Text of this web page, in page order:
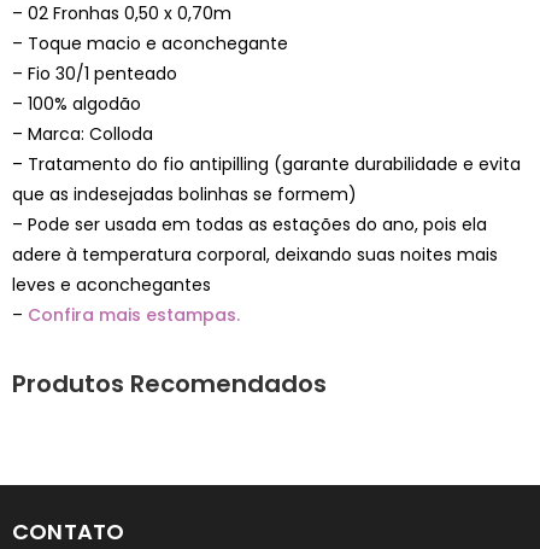
– 02 Fronhas 0,50 x 0,70m
– Toque macio e aconchegante
– Fio 30/1 penteado
– 100% algodão
– Marca: Colloda
– Tratamento do fio antipilling (garante durabilidade e evita
que as indesejadas bolinhas se formem)
– Pode ser usada em todas as estações do ano, pois ela
adere à temperatura corporal, deixando suas noites mais
leves e aconchegantes
– Confira mais estampas.
Produtos Recomendados
CONTATO